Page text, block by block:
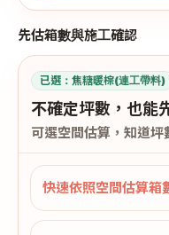
先估箱數與施工確認
已選： 焦糖暖棕(連工帶料)
不確定坪數，也能
可選空間估算，知道坪
快速依照空間估算箱